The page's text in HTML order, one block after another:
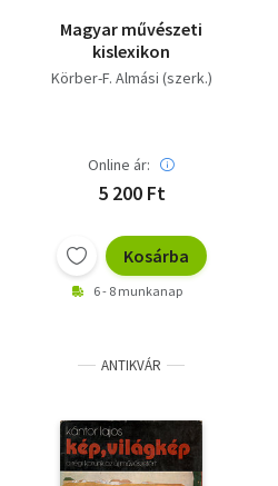
Tankönyv, segédkönyv
Történelem
Egyéb
Magyar művészeti
kislexikon
Körber-F. Almási (szerk.)
Online ár:
5 200 Ft
Kosárba
6 - 8 munkanap
ANTIKVÁR